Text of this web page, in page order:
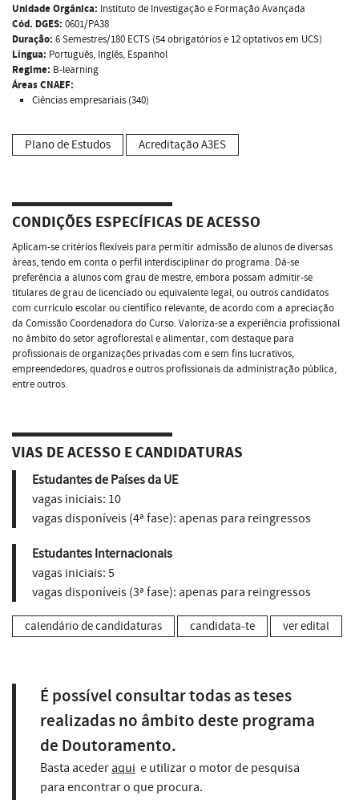
Unidade Orgânica: Instituto de Investigação e Formação Avançada
Cód. DGES: 0601/PA38
Duração: 6 Semestres/180 ECTS (54 obrigatórios e 12 optativos em UCS)
Língua: Português, Inglês, Espanhol
Regime: B-learning
Áreas CNAEF:
Ciências empresariais (340)
Plano de Estudos Acreditação A3ES
CONDIÇÕES ESPECÍFICAS DE ACESSO
Aplicam-se critérios flexíveis para permitir admissão de alunos de diversas
áreas, tendo em conta o perfil interdisciplinar do programa. Dá-se
preferência a alunos com grau de mestre, embora possam admitir-se
titulares de grau de licenciado ou equivalente legal, ou outros candidatos
com currículo escolar ou científico relevante, de acordo com a apreciação
da Comissão Coordenadora do Curso. Valoriza-se a experiência profissional
no âmbito do setor agroflorestal e alimentar, com destaque para
profissionais de organizações privadas com e sem fins lucrativos,
empreendedores, quadros e outros profissionais da administração pública,
entre outros.
VIAS DE ACESSO E CANDIDATURAS
Estudantes de Países da UE
vagas iniciais: 10
vagas disponíveis (4ª fase): apenas para reingressos
Estudantes Internacionais
vagas iniciais: 5
vagas disponíveis (3ª fase): apenas para reingressos
calendário de candidaturas candidata-te ver edital
É possível consultar todas as teses
realizadas no âmbito deste programa
de Doutoramento.
Basta aceder aqui e utilizar o motor de pesquisa
para encontrar o que procura.